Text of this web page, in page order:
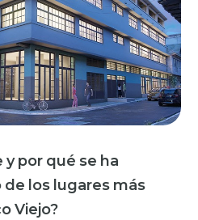
y por qué se ha
los lugares más
Viejo?